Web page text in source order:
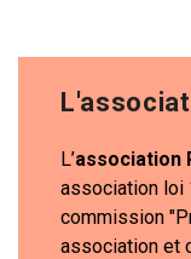
L’association
association loi
commission
association et